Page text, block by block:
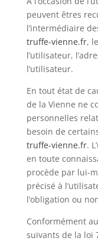
peuvent êtres
l’intermédiaire
truffe-vienne.fr,
l’utilisateur,
l’utilisateur.
En tout état de
de la Vienne ne
personnelles
besoin de
truffe-vienne.fr.
en toute
procède par lui-
précisé à
l’obligation ou
Conformément
suivants de la loi